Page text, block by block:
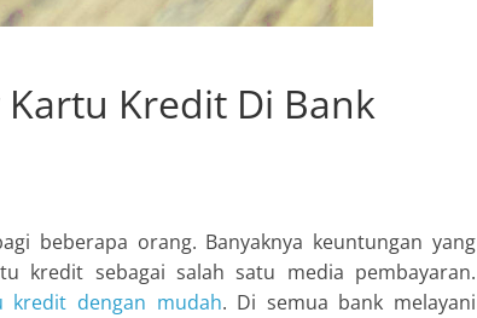
Kredit Di Bank
beberapa orang. Banyaknya keuntungan yang
kredit sebagai salah satu media pembayaran.
kredit dengan mudah. Di semua bank melayani